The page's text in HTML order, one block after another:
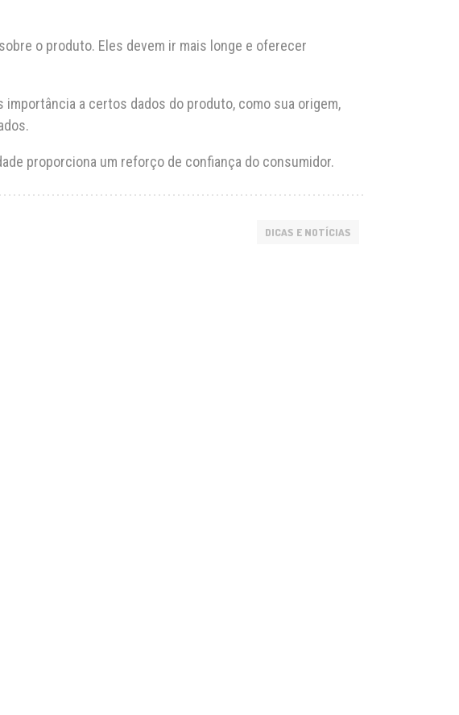
o produto. Eles devem ir mais longe e oferecer
a certos dados do produto, como sua origem,
proporciona um reforço de confiança do consumidor.
DICAS E NOTÍCIAS